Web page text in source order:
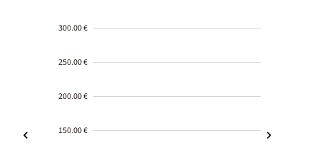
300.00 €
250.00 €
200.00 €
150.00 €